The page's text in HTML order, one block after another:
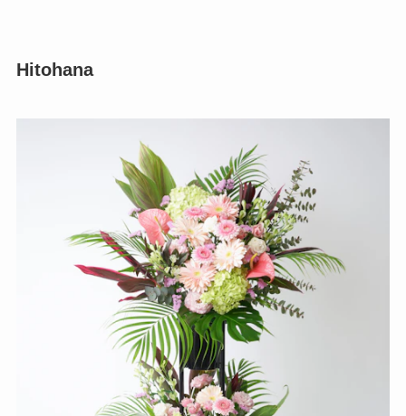
Hitohana